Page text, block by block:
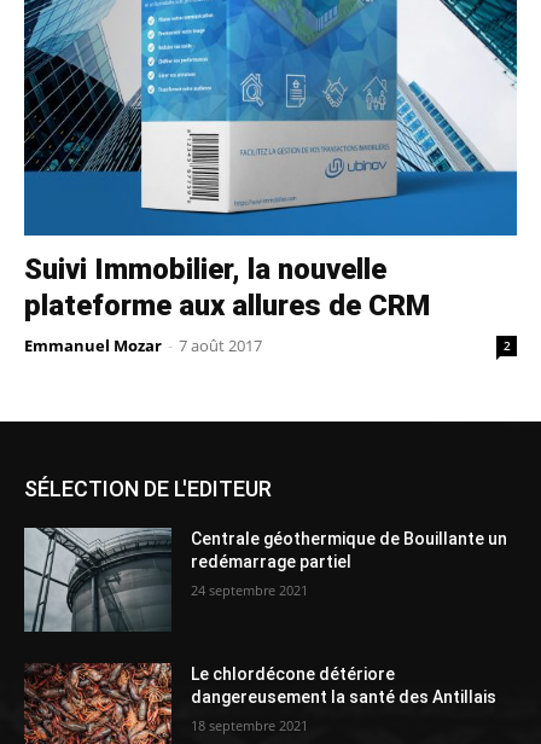
Suivi Immobilier, la nouvelle
plateforme aux allures de CRM
Emmanuel Mozar - 7 août 2017 2
SÉLECTION DE L'EDITEUR
Centrale géothermique de Bouillante un
redémarrage partiel
24 septembre 2021
Le chlordécone détériore
dangereusement la santé des Antillais
18 septembre 2021